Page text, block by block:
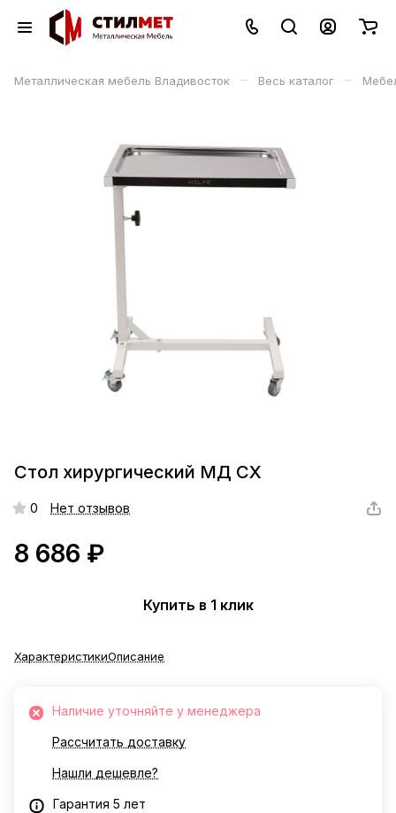
Металлическая мебель Владивосток – Весь каталог –
Стол хирургический МД СХ
0 Нет отзывов
8 686 ₽
Купить в 1 клик
ХарактеристикиОписание
Наличие уточняйте у менеджера
Рассчитать доставку
Нашли дешевле?
Гарантия 5 лет